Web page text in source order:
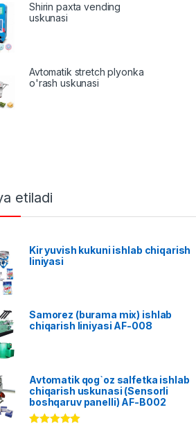
Shirin paxta vending
uskunasi
Avtomatik stretch plyonka
o'rash uskunasi
etiladi
Kir yuvish kukuni ishlab chiqarish
liniyasi
Samorez (burama mix) ishlab
chiqarish liniyasi AF-008
Avtomatik qog`oz salfetka ishlab
chiqarish uskunasi (Sensorli
boshqaruv panelli) AF-B002